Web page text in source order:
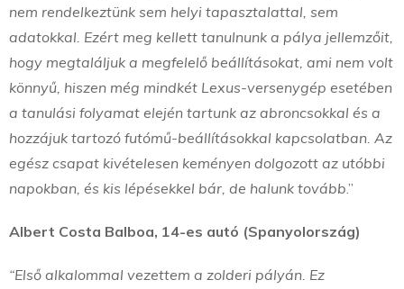
nem rendelkeztünk sem helyi tapasztalattal, sem
adatokkal. Ezért meg kellett tanulnunk a pálya jellemzőit,
hogy megtaláljuk a megfelelő beállításokat, ami nem volt
könnyű, hiszen még mindkét Lexus-versenygép esetében
a tanulási folyamat elején tartunk az abroncsokkal és a
hozzájuk tartozó futómű-beállításokkal kapcsolatban. Az
egész csapat kivételesen keményen dolgozott az utóbbi
napokban, és kis lépésekkel bár, de halunk tovább.”
Albert Costa Balboa, 14-es autó (Spanyolország)
“Első alkalommal vezettem a zolderi pályán. Ez